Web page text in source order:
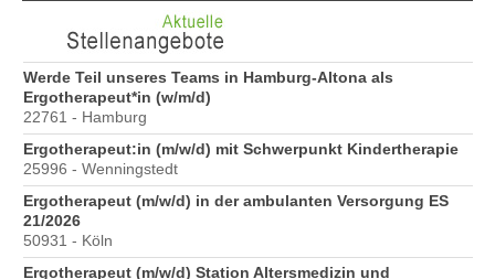
Werde Teil unseres Teams in Hamburg-Altona als
Ergotherapeut*in (w/m/d)
22761 - Hamburg
Ergotherapeut:in (m/w/d) mit Schwerpunkt Kindertherapie
25996 - Wenningstedt
Ergotherapeut (m/w/d) in der ambulanten Versorgung ES
21/2026
50931 - Köln
Ergotherapeut (m/w/d) Station Altersmedizin und